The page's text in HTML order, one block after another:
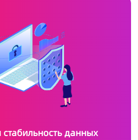
стабильность данных